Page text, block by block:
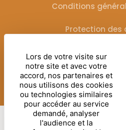
Conditions
Protection des
Gestion des
© Sublimora – 2025. Tous
réalisation de
Lors de votre visite sur
notre site et avec votre
accord, nos partenaires et
nous utilisons des cookies
ou technologies similaires
pour accéder au service
demandé, analyser
l'audience et la